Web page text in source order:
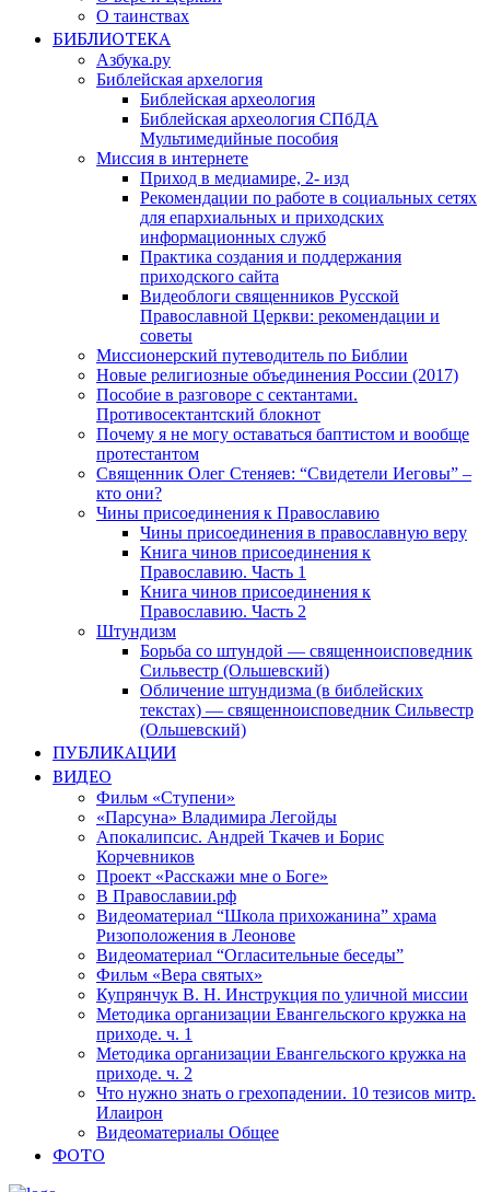
О таинствах
БИБЛИОТЕКА
Азбука.ру
Библейская архелогия
Библейская археология
Библейская археология СПбДА
Мультимедийные пособия
Миссия в интернете
Приход в медиамире, 2- изд
Рекомендации по работе в социальных сетях
для епархиальных и приходских
информационных служб
Практика создания и поддержания
приходского сайта
Видеоблоги священников Русской
Православной Церкви: рекомендации и
советы
Миссионерский путеводитель по Библии
Новые религиозные объединения России (2017)
Пособие в разговоре с сектантами.
Противосектантский блокнот
Почему я не могу оставаться баптистом и вообще
протестантом
Священник Олег Стеняев: “Свидетели Иеговы” –
кто они?
Чины присоединения к Православию
Чины присоединения в православную веру
Книга чинов присоединения к
Православию. Часть 1
Книга чинов присоединения к
Православию. Часть 2
Штундизм
Борьба со штундой — священноисповедник
Сильвестр (Ольшевский)
Обличение штундизма (в библейских
текстах) — священноисповедник Сильвестр
(Ольшевский)
ПУБЛИКАЦИИ
ВИДЕО
Фильм «Ступени»
«Парсуна» Владимира Легойды
Апокалипсис. Андрей Ткачев и Борис
Корчевников
Проект «Расскажи мне о Боге»
В Православии.рф
Видеоматериал “Школа прихожанина” храма
Ризоположения в Леонове
Видеоматериал “Огласительные беседы”
Фильм «Вера святых»
Купрянчук В. Н. Инструкция по уличной миссии
Методика организации Евангельского кружка на
приходе. ч. 1
Методика организации Евангельского кружка на
приходе. ч. 2
Что нужно знать о грехопадении. 10 тезисов митр.
Илаирон
Видеоматериалы Общее
ФОТО